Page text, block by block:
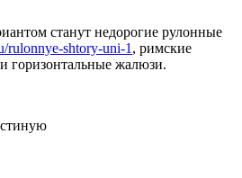
станут недорогие рулонные
rulonnye-shtory-uni-1 , римские
горизонтальные жалюзи.